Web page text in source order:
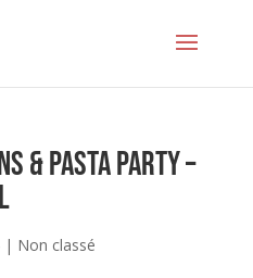
& pasta party –
| Non classé